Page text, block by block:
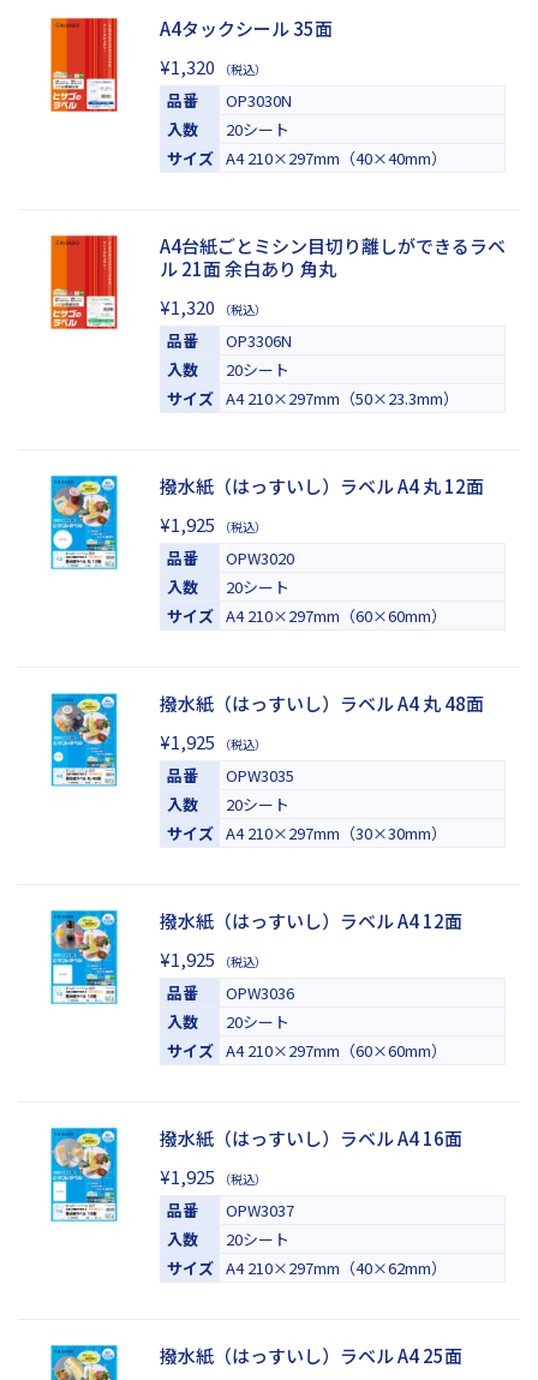
A4タックシール 35面
¥1,320
（税込）
品番
OP3030N
入数
20シート
サイズ A4 210×297mm（40×40mm）
A4台紙ごとミシン目切り離しができるラベ
ル 21面 余白あり 角丸
¥1,320
（税込）
品番
OP3306N
入数
20シート
サイズ A4 210×297mm（50×23.3mm）
撥水紙（はっすいし）ラベル A4 丸 12面
¥1,925
（税込）
品番
OPW3020
入数
20シート
サイズ A4 210×297mm（60×60mm）
撥水紙（はっすいし）ラベル A4 丸 48面
¥1,925
（税込）
品番
OPW3035
入数
20シート
サイズ A4 210×297mm（30×30mm）
撥水紙（はっすいし）ラベル A4 12面
¥1,925
（税込）
品番
OPW3036
入数
20シート
サイズ A4 210×297mm（60×60mm）
撥水紙（はっすいし）ラベル A4 16面
¥1,925
（税込）
品番
OPW3037
入数
20シート
サイズ A4 210×297mm（40×62mm）
撥水紙（はっすいし）ラベル A4 25面